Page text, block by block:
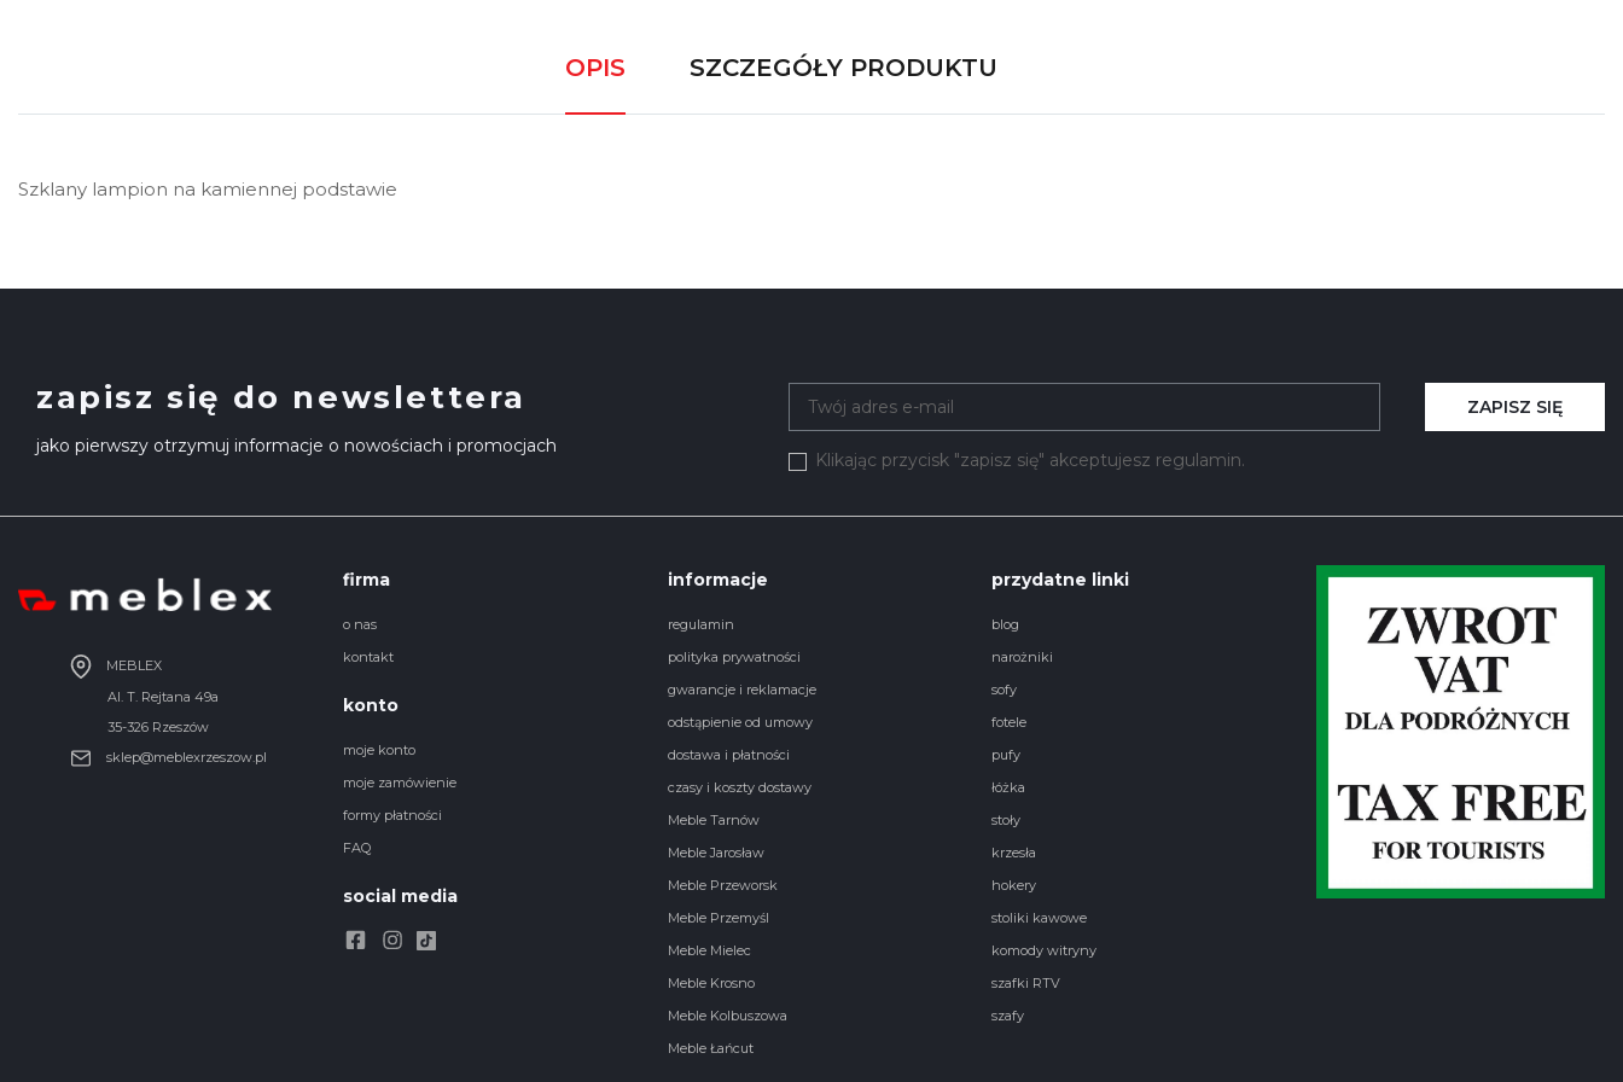
OPIS SZCZEGÓŁY PRODUKTU
Szklany lampion na kamiennej podstawie
zapisz się do newslettera
jako pierwszy otrzymuj informacje o nowościach i promocjach
Klikając przycisk "zapisz się" akceptujesz regulamin.
ZAPISZ SIĘ
MEBLEX
Al. T. Rejtana 49a
35-326 Rzeszów
sklep@meblexrzeszow.pl
firma
o nas
kontakt
konto
moje konto
moje zamówienie
formy płatności
FAQ
social media
informacje
regulamin
polityka prywatności
gwarancje i reklamacje
odstąpienie od umowy
dostawa i płatności
czasy i koszty dostawy
Meble Tarnów
Meble Jarosław
Meble Przeworsk
Meble Przemyśl
Meble Mielec
Meble Krosno
Meble Kolbuszowa
Meble Łańcut
przydatne linki
blog
narożniki
sofy
fotele
pufy
łóżka
stoły
krzesła
hokery
stoliki kawowe
komody witryny
szafki RTV
szafy